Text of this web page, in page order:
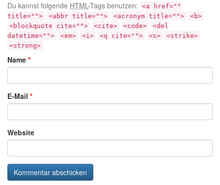
Du kannst folgende HTML-Tags benutzen: <a href=""
title="">
<abbr title=""> <acronym title="">
<b>
<blockquote cite="">
<cite> <code>
<del
datetime="">
<em> <i> <q cite=""> <s>
<strike>
<strong>
Name *
E-Mail *
Website